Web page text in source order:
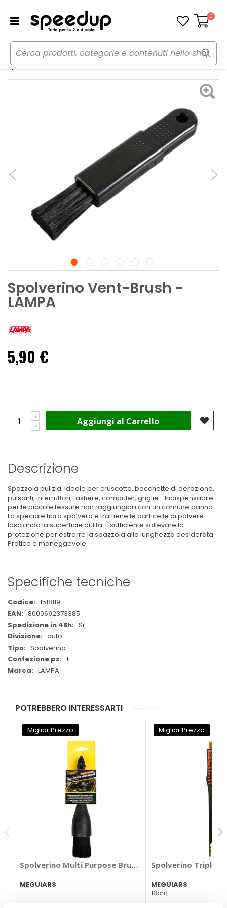
Carrello
0
Home Auto Cura dell'auto
Spazzole e Lavavetri
Spolverino Vent-Brush - LAMPA
Spolverino Vent-Brush -
LAMPA
5,90 €
Aggiungi al Carrello
Descrizione
Spazzola pulizia. Ideale per cruscotto, bocchette di aerazione,
pulsanti, interruttori, tastiere, computer, griglie... Indispensabile
per le piccole fessure non raggiungibili con un comune panno.
La speciale fibra spolvera e trattiene le particelle di polvere
lasciando la superficie pulita. È sufficiente sollevare la
protezione per estrarre la spazzola alla lunghezza desiderata.
Pratica e maneggevole
Specifiche tecniche
Maggiori
Informazioni
1518119
8000692373385
Si
auto
Spolverino
1
LAMPA
POTREBBERO INTERESSARTI
Miglior Prezzo
Spolverino Multi Purpose Brush Medium - MEGUIARS
MEGUIARS
Miglior Prezzo
Spolverino Triple
MEGUIARS
18cm